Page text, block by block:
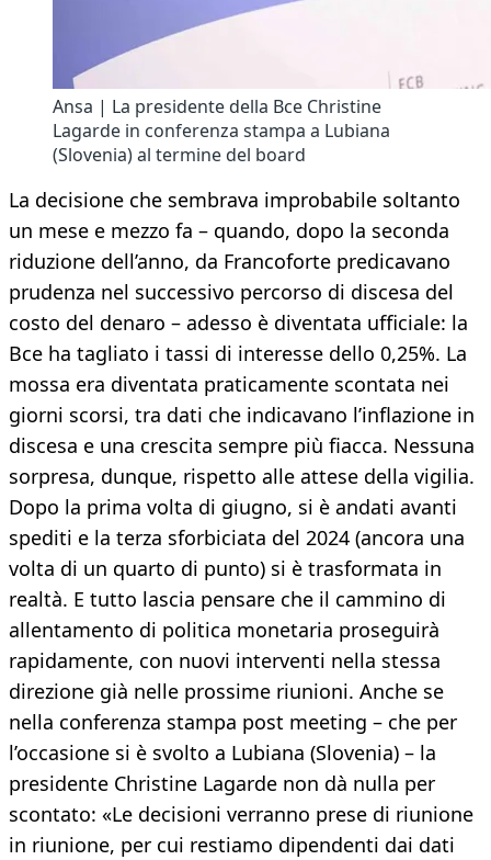
Ansa | La presidente della Bce Christine
Lagarde in conferenza stampa a Lubiana
(Slovenia) al termine del board
La decisione che sembrava improbabile soltanto
un mese e mezzo fa – quando, dopo la seconda
riduzione dell’anno, da Francoforte predicavano
prudenza nel successivo percorso di discesa del
costo del denaro – adesso è diventata ufficiale: la
Bce ha tagliato i tassi di interesse dello 0,25%. La
mossa era diventata praticamente scontata nei
giorni scorsi, tra dati che indicavano l’inflazione in
discesa e una crescita sempre più fiacca. Nessuna
sorpresa, dunque, rispetto alle attese della vigilia.
Dopo la prima volta di giugno, si è andati avanti
spediti e la terza sforbiciata del 2024 (ancora una
volta di un quarto di punto) si è trasformata in
realtà. E tutto lascia pensare che il cammino di
allentamento di politica monetaria proseguirà
rapidamente, con nuovi interventi nella stessa
direzione già nelle prossime riunioni. Anche se
nella conferenza stampa post meeting – che per
l’occasione si è svolto a Lubiana (Slovenia) – la
presidente Christine Lagarde non dà nulla per
scontato: «Le decisioni verranno prese di riunione
in riunione, per cui restiamo dipendenti dai dati